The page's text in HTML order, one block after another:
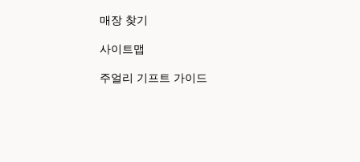
매장 찾기
사이트맵
주얼리 기프트 가이드